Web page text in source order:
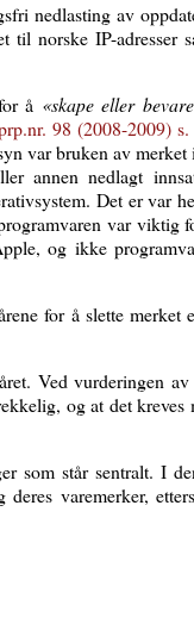
nedlasting av
til norske IP-adresser
å «skape eller
98 (2008-2009) s.
var bruken av merket
annen nedlagt
Det er var
var viktig
og ikke
for å slette merket
Ved vurderingen av
og at det kreves
som står sentralt. I
varemerker,